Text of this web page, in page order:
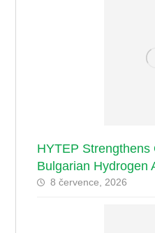
HYTEP
Bulgarian Hydrogen
8 července, 2026